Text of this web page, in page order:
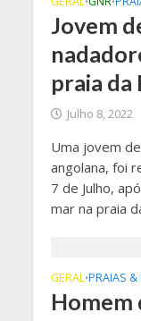
Jovem
praia da
Julho 8, 2022
Uma jovem
angolana, foi
7 de Julho,
mar na praia
GERAL•PRAIAS &
Homem